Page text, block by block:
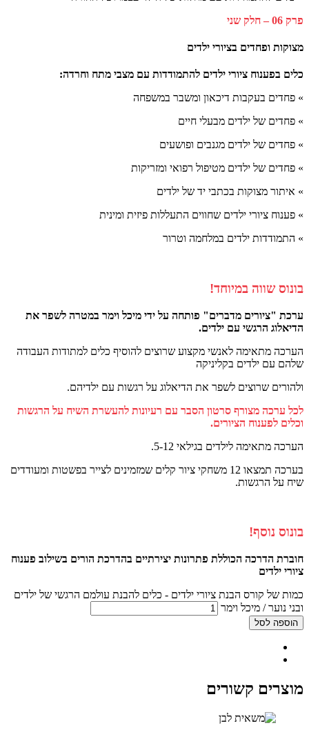
פרק 06 – חלק שני
מצוקות ופחדים בציורי ילדים
כלים בפענוח ציורי ילדים להתמודדות עם מצבי מתח וחרדה:
» פחדים בעקבות דיכאון ומשבר במשפחה
» פחדים של ילדים מבעלי חיים
» פחדים של ילדים מגנבים ופושעים
» פחדים של ילדים מטיפול רפואי ומזריקות
» איתור מצוקות בכתבי יד של ילדים
» פענוח ציורי ילדים שחווים התעללות פיזית ומינית
» התמודדות ילדים במלחמה וטרור
בונוס שווה במיוחד!
ערכת "ציורים מדברים" פותחה על ידי מיכל וימר במטרה לשפר את
הדיאלוג הרגשי עם ילדים.
הערכה מתאימה לאנשי מקצוע שרוצים להוסיף כלים למתודות העבודה
שלהם עם ילדים בקליניקה
ולהורים שרוצים לשפר את הדיאלוג על רגשות עם ילדיהם.
לכל ערכה מצורף סרטון הסבר עם רעיונות להעשרת השיח על הרגשות
וכלים לפענוח הציורים.
הערכה מתאימה לילדים בגילאי 5-12.
בערכה תמצאו 12 משחקי ציור קלים שמזמינים לצייר בפשטות ומעודדים
שיח על הרגשות.
בונוס נוסף!
חוברת הדרכה הכוללת פתרונות יצירתיים בהדרכת הורים בשילוב פענוח
ציורי ילדים
כמות של קורס הבנת ציורי ילדים - כלים להבנת עולמם הרגשי של ילדים
ובני נוער / מיכל וימר
הוספה לסל
מוצרים קשורים